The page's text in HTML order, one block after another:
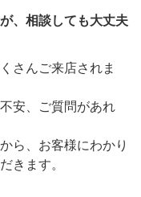
、相談しても大丈夫
さんご来店されま
安、ご質問があれ
ら、お客様にわかり
きます。